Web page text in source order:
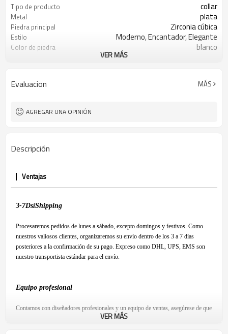
Tipo de producto collar
Metal plata
Piedra principal Zirconia cúbica
Estilo Moderno, Encantador, Elegante
Color de piedra blanco
VER MÁS
Evaluacion MÁS
AGREGAR UNA OPINIÓN
Descripción
Ventajas
3-7DsíShipping
Procesaremos pedidos de lunes a sábado, excepto domingos y festivos. Como
nuestros valiosos clientes, organizaremos su envío dentro de los 3 a 7 días
posteriores a la confirmación de su pago. Expreso como DHL, UPS, EMS son
nuestro transportista estándar para el envío.
Equipo profesional
Contamos con diseñadores profesionales y un equipo de ventas, asegúrese de que
esté satisfecho con nuestro producto y tenga una experiencia de compra
VER MÁS